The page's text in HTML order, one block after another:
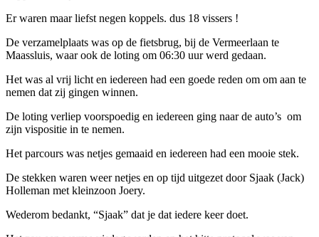
Er waren maar liefst negen koppels. dus 18 vissers !
De verzamelplaats was op de fietsbrug, bij de Vermeerlaan te
Maassluis, waar ook de loting om 06:30 uur werd gedaan.
Het was al vrij licht en iedereen had een goede reden om om aan te
nemen dat zij gingen winnen.
De loting verliep voorspoedig en iedereen ging naar de auto’s om
zijn vispositie in te nemen.
Het parcours was netjes gemaaid en iedereen had een mooie stek.
De stekken waren weer netjes en op tijd uitgezet door Sjaak (Jack)
Holleman met kleinzoon Joery.
Wederom bedankt, “Sjaak” dat je dat iedere keer doet.